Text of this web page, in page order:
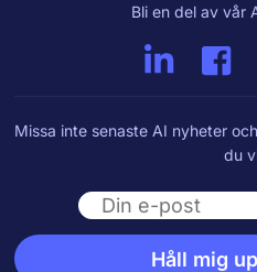
Bli en del av vår
Missa inte senaste AI nyheter
du
Email
Håll mig